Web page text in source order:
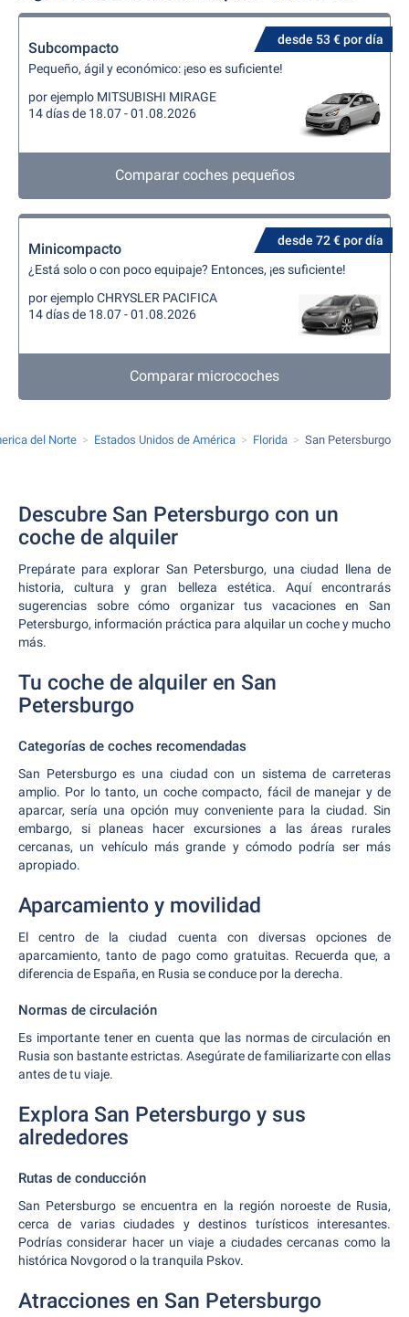
desde 53 € por día
Subcompacto
Pequeño, ágil y económico: ¡eso es suficiente!
por ejemplo MITSUBISHI MIRAGE
14 días de 18.07 - 01.08.2026
Comparar coches pequeños
desde 72 € por día
Minicompacto
¿Está solo o con poco equipaje? Entonces, ¡es suficiente!
por ejemplo CHRYSLER PACIFICA
14 días de 18.07 - 01.08.2026
Comparar microcoches
del Norte Estados Unidos de América Florida San Petersburgo
Descubre San Petersburgo con un
coche de alquiler
Prepárate para explorar San Petersburgo, una ciudad llena de
historia, cultura y gran belleza estética. Aquí encontrarás
sugerencias sobre cómo organizar tus vacaciones en San
Petersburgo, información práctica para alquilar un coche y mucho
más.
Tu coche de alquiler en San
Petersburgo
Categorías de coches recomendadas
San Petersburgo es una ciudad con un sistema de carreteras
amplio. Por lo tanto, un coche compacto, fácil de manejar y de
aparcar, sería una opción muy conveniente para la ciudad. Sin
embargo, si planeas hacer excursiones a las áreas rurales
cercanas, un vehículo más grande y cómodo podría ser más
apropiado.
Aparcamiento y movilidad
El centro de la ciudad cuenta con diversas opciones de
aparcamiento, tanto de pago como gratuitas. Recuerda que, a
diferencia de España, en Rusia se conduce por la derecha.
Normas de circulación
Es importante tener en cuenta que las normas de circulación en
Rusia son bastante estrictas. Asegúrate de familiarizarte con ellas
antes de tu viaje.
Explora San Petersburgo y sus
alrededores
Rutas de conducción
San Petersburgo se encuentra en la región noroeste de Rusia,
cerca de varias ciudades y destinos turísticos interesantes.
Podrías considerar hacer un viaje a ciudades cercanas como la
histórica Novgorod o la tranquila Pskov.
Atracciones en San Petersburgo